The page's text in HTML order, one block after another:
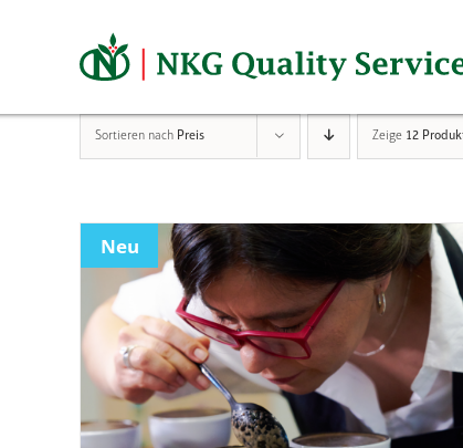
Sortieren nach Preis Zeige 12
Neu